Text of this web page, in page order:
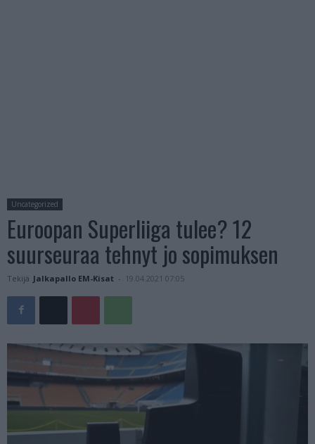
Uncategorized
Euroopan Superliiga tulee? 12
suurseuraa tehnyt jo sopimuksen
Tekijä Jalkapallo EM-Kisat - 19.04.2021 07:05